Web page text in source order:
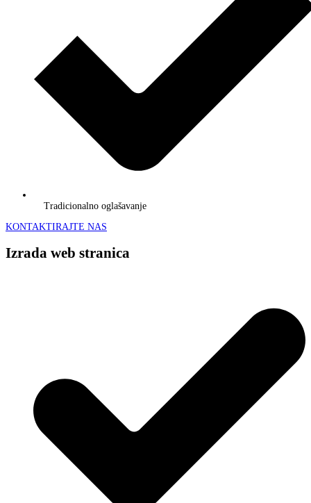
Tradicionalno oglašavanje
KONTAKTIRAJTE NAS
Izrada web stranica